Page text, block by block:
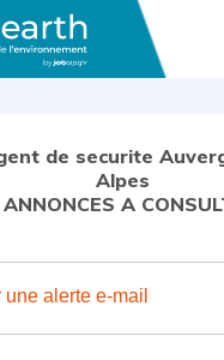
de securite
Alpes
A
une alerte e-mail